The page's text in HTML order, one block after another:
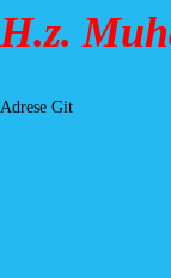
H.z.
Adrese Git